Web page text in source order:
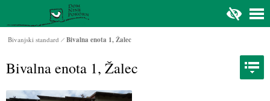
Bivanjski standard Bivalna enota 1, Žalec
Bivalna enota 1, Žalec